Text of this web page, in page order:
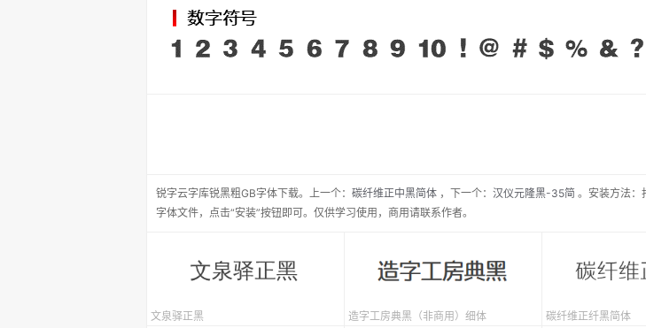
锐字云字库锐黑粗GB字体下载。 上一个： 碳纤维正中黑简体 ， 下一个： 汉仪元隆黑-35简 。安装方法：
字体文件，点击“安装”按钮即可。仅供学习使用，商用请联系作者。
文泉驿正黑 造字工房典黑（非商用）细体 碳纤维正纤黑简体